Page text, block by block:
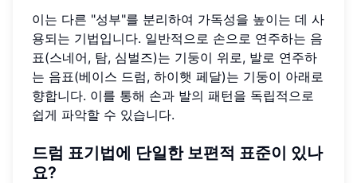
이는 다른 "성부"를 분리하여 가독성을 높이는 데 사
용되는 기법입니다. 일반적으로 손으로 연주하는 음
표(스네어, 탐, 심벌즈)는 기둥이 위로, 발로 연주하
는 음표(베이스 드럼, 하이햇 페달)는 기둥이 아래로
향합니다. 이를 통해 손과 발의 패턴을 독립적으로
쉽게 파악할 수 있습니다.
드럼 표기법에 단일한 보편적 표준이 있나
요?